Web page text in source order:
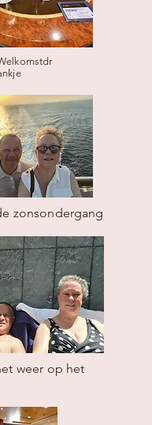
zonsondergang
weer op het